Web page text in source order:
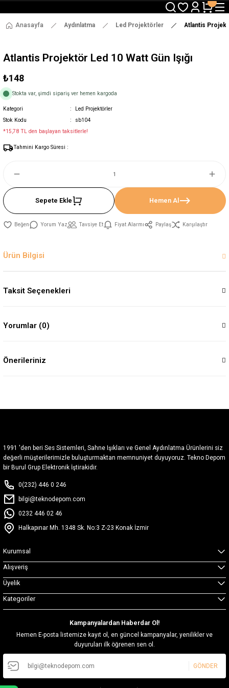
3000 TL ve Üzeri Alışverişlerde Ücretsiz Kargo !
12:00' a Kadar Verilen Siparişlerde Aynı Gün Gönderim !
3000 TL ve Üzeri Alışverişlerde Ücretsiz Kargo !
Anasayfa Aydınlatma Led Projektörler Atlantis
Atlantis Projektör Led 10 Watt Gün Işığı
₺148
Stokta var, şimdi sipariş ver hemen kargoda
Kategori
Led Projektörler
Stok Kodu
sb104
*15,78 TL den başlayan taksitlerle!
Tahmini Kargo Süresi :
Sepete Ekle Hemen Al
Yorum Yaz Tavsiye Et Fiyat Alarmı Paylaş Karşılaştır
Ürün Bilgisi
Taksit Seçenekleri
Yorumlar (0)
Önerileriniz
1991 'den beri Ses Sistemleri, Sahne Işıkları ve Genel Aydınlatma Ürünlerini siz
değerli müşterilerimizle buluşturmaktan memnuniyet duyuyoruz. Tekno Depom
bir Burul Grup Elektronik İştirakidir.
0(232) 446 0 246
bilgi@teknodepom.com
0232 446 02 46
Halkapınar Mh. 1348 Sk. No:3 Z-23 Konak İzmir
Kurumsal
Alışveriş
Üyelik
Kategoriler
Kampanyalardan Haberdar Ol!
Hemen E-posta listemize kayıt ol, en güncel kampanyalar, yenilikler ve
duyuruları ilk öğrenen sen ol.
GÖNDER